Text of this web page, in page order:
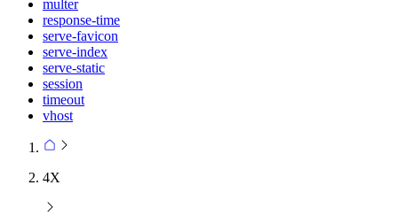
multer
response-time
serve-favicon
serve-index
serve-static
session
timeout
vhost
4X